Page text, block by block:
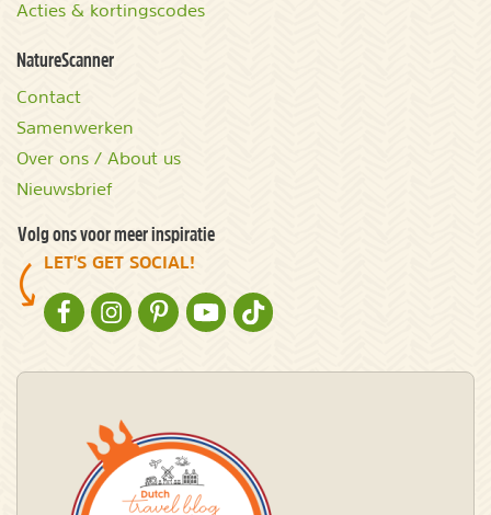
Acties & kortingscodes
NatureScanner
Contact
Samenwerken
Over ons / About us
Nieuwsbrief
Volg ons voor meer inspiratie
LET'S GET SOCIAL!
NATURESCANNER OP FACEBOOK
NATURESCANNER OP INSTAGRAM
NATURESCANNER OP PINTEREST
NATURESCANNER OP YOUTUBE
NATURESCANNER OP TIKTOK